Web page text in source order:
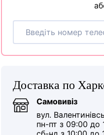
Доставка по
Самовивіз
вул.
пн-пт з 09:00 до